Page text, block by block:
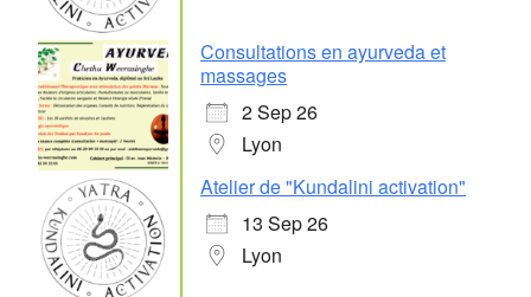
Consultations en ayurveda et
massages
2 Sep 26
Lyon
Atelier de "Kundalini activation"
13 Sep 26
Lyon